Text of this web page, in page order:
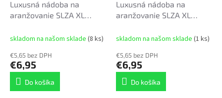
Luxusná nádoba na
aranžovanie SLZA XL
zlatá
skladom na našom sklade (8 ks)
€5,65 bez DPH
€6,95
Do košíka
Luxusná nádoba na
aranžovanie SLZA XL
skladom na našom sklade (1 ks)
€5,65 bez DPH
€6,95
Do košíka